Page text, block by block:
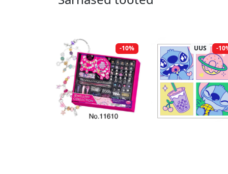
-10% UUS -